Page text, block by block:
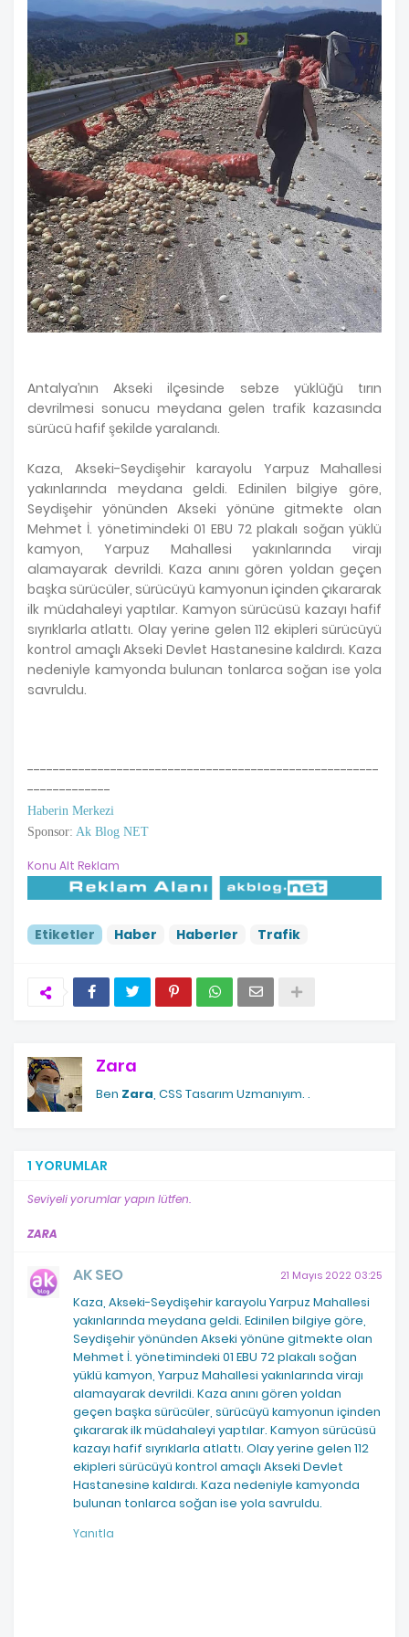
Antalya’nın Akseki ilçesinde sebze yüklüğü tırın
devrilmesi sonucu meydana gelen trafik kazasında
sürücü hafif şekilde yaralandı.
Kaza, Akseki-Seydişehir karayolu Yarpuz Mahallesi
yakınlarında meydana geldi. Edinilen bilgiye göre,
Seydişehir yönünden Akseki yönüne gitmekte olan
Mehmet İ. yönetimindeki 01 EBU 72 plakalı soğan yüklü
kamyon, Yarpuz Mahallesi yakınlarında virajı
alamayarak devrildi. Kaza anını gören yoldan geçen
başka sürücüler, sürücüyü kamyonun içinden çıkararak
ilk müdahaleyi yaptılar. Kamyon sürücüsü kazayı hafif
sıyrıklarla atlattı. Olay yerine gelen 112 ekipleri sürücüyü
kontrol amaçlı Akseki Devlet Hastanesine kaldırdı. Kaza
nedeniyle kamyonda bulunan tonlarca soğan ise yola
savruldu.
-------------------------------------------------------
-------------
Haberin Merkezi
Sponsor: Ak Blog NET
Konu Alt Reklam
Etiketler Haber Haberler Trafik
Zara
Ben Zara, CSS Tasarım Uzmanıyım. .
1 YORUMLAR
Seviyeli yorumlar yapın lütfen.
ZARA
AK SEO 21 Mayıs 2022 03:25
Kaza, Akseki-Seydişehir karayolu Yarpuz Mahallesi
yakınlarında meydana geldi. Edinilen bilgiye göre,
Seydişehir yönünden Akseki yönüne gitmekte olan
Mehmet İ. yönetimindeki 01 EBU 72 plakalı soğan
yüklü kamyon, Yarpuz Mahallesi yakınlarında virajı
alamayarak devrildi. Kaza anını gören yoldan
geçen başka sürücüler, sürücüyü kamyonun içinden
çıkararak ilk müdahaleyi yaptılar. Kamyon sürücüsü
kazayı hafif sıyrıklarla atlattı. Olay yerine gelen 112
ekipleri sürücüyü kontrol amaçlı Akseki Devlet
Hastanesine kaldırdı. Kaza nedeniyle kamyonda
bulunan tonlarca soğan ise yola savruldu.
Yanıtla